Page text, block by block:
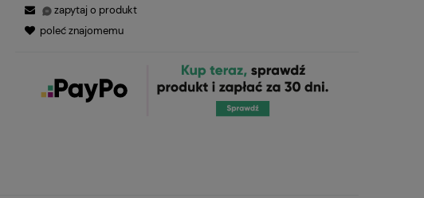
zapytaj o produkt
poleć znajomemu